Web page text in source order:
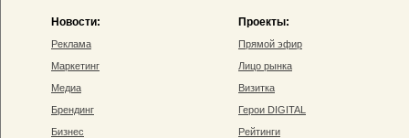
Новости:
Реклама
Маркетинг
Медиа
Брендинг
Бизнес
Проекты:
Прямой эфир
Лицо рынка
Визитка
Герои DIGITAL
Рейтинги